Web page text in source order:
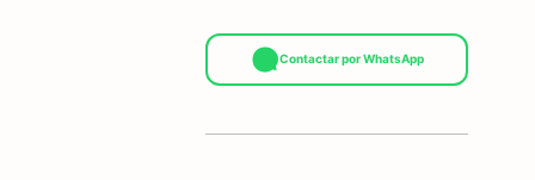
Contactar por WhatsApp